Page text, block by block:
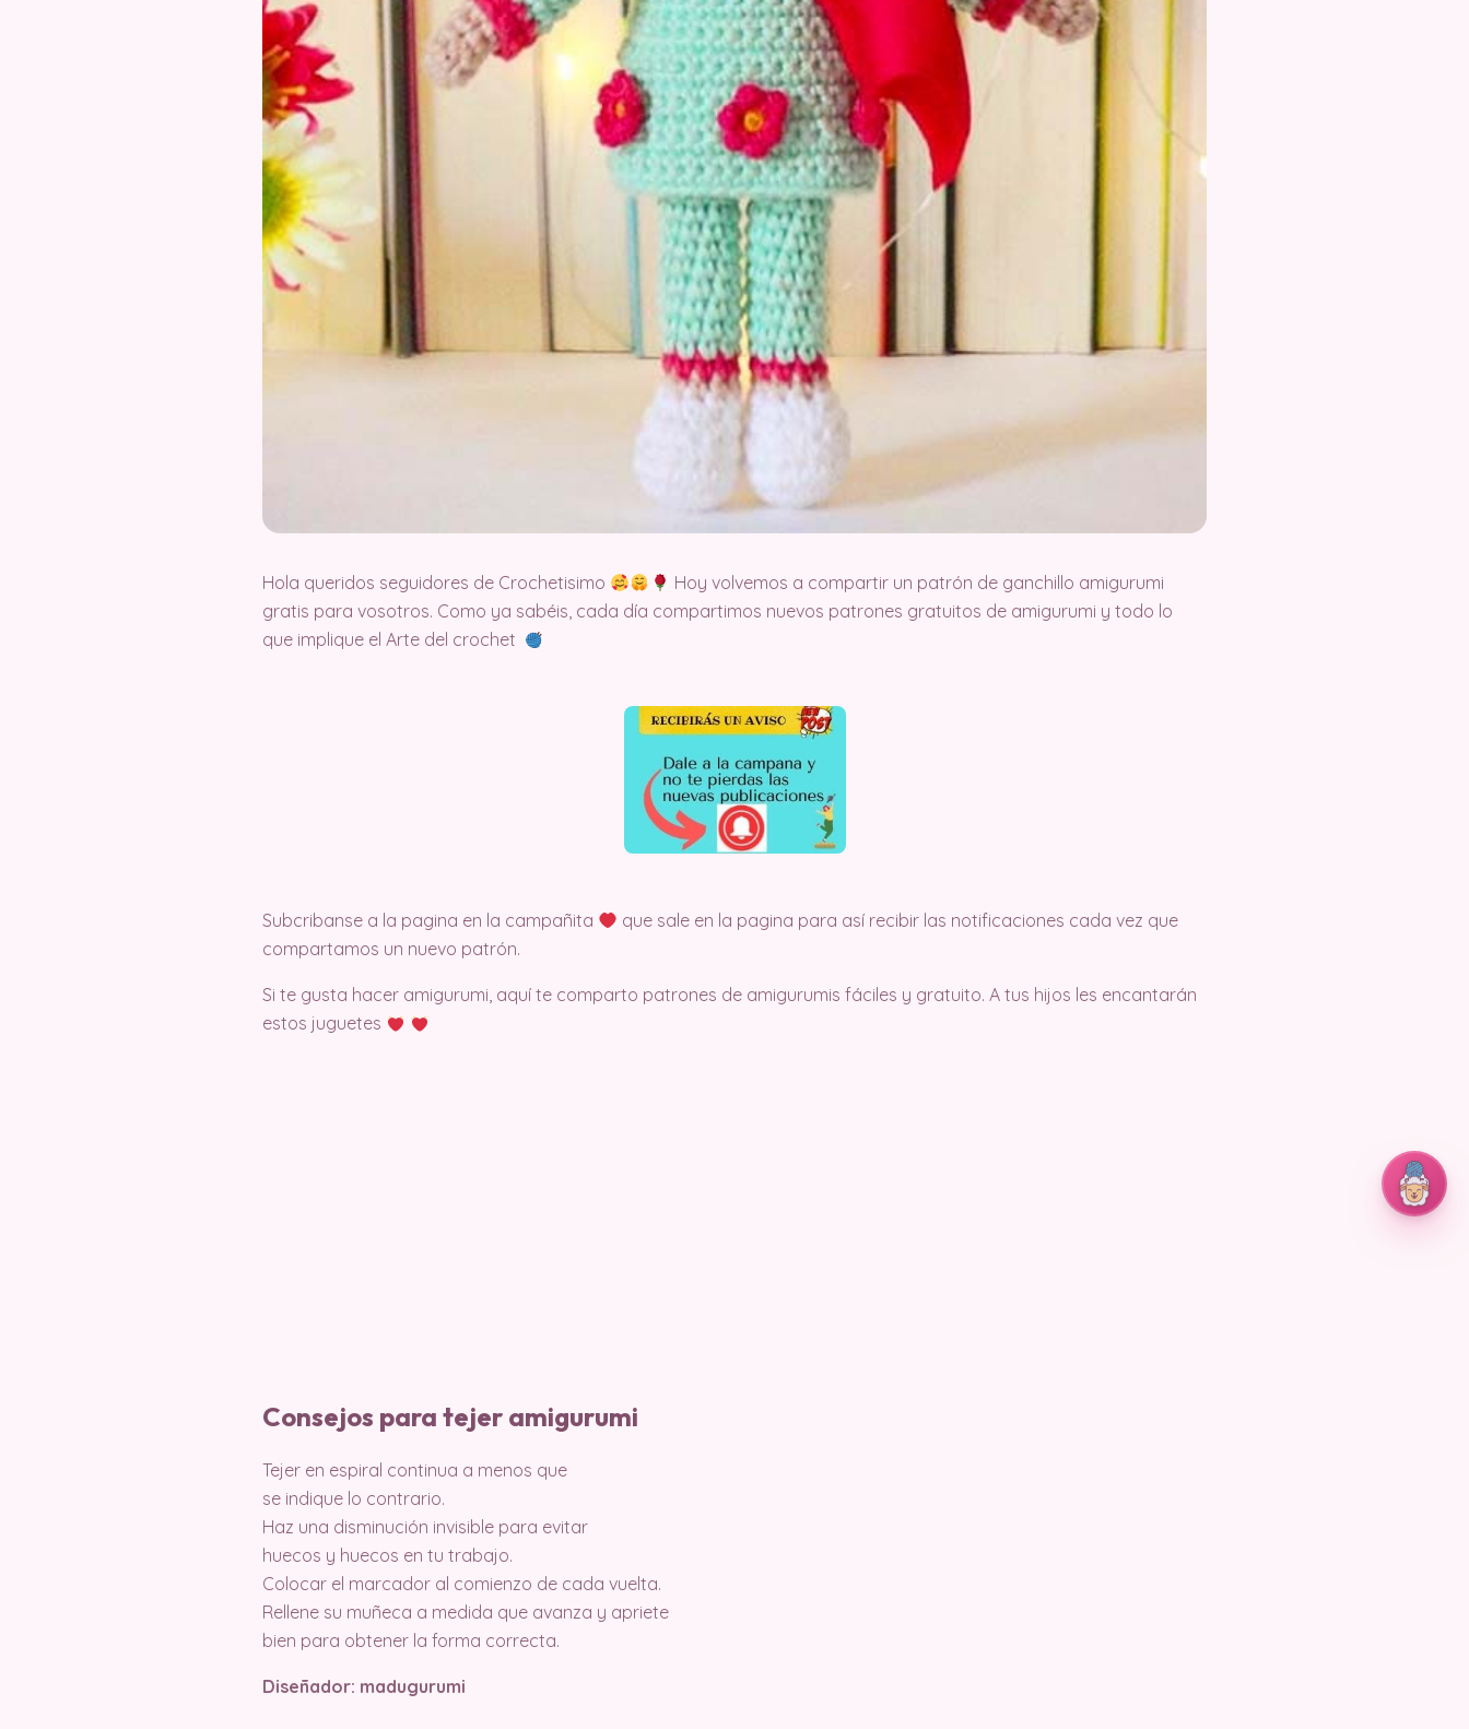
Hola queridos seguidores de Crochetisimo
Hoy volvemos a compartir un patrón de ganchillo amigurumi
gratis para vosotros. Como ya sabéis, cada día compartimos nuevos patrones gratuitos de amigurumi y todo lo
que implique el Arte del crochet
Subcribanse a la pagina en la campañita
que sale en la pagina para así recibir las notificaciones cada vez que
compartamos un nuevo patrón.
Si te gusta hacer amigurumi, aquí te comparto patrones de amigurumis fáciles y gratuito. A tus hijos les encantarán
estos juguetes
Consejos para tejer amigurumi
Tejer en espiral continua a menos que
se indique lo contrario.
Haz una disminución invisible para evitar
huecos y huecos en tu trabajo.
Colocar el marcador al comienzo de cada vuelta.
Rellene su muñeca a medida que avanza y apriete
bien para obtener la forma correcta.
Diseñador: madugurumi